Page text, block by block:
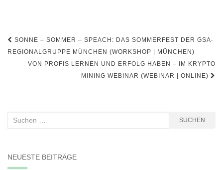
Beitragsnavigation
SONNE – SOMMER – SPEACH: DAS SOMMERFEST DER GSA-
REGIONALGRUPPE MÜNCHEN (WORKSHOP | MÜNCHEN)
VON PROFIS LERNEN UND ERFOLG HABEN – IM KRYPTO
MINING WEBINAR (WEBINAR | ONLINE)
Suchen
SUCHEN
NEUESTE BEITRÄGE